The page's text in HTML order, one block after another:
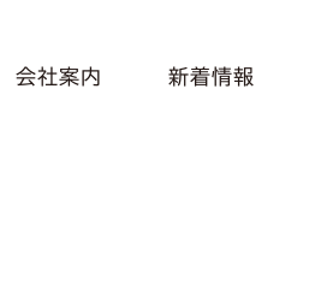
会社案内 新着情報